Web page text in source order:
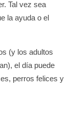
Tal vez sea
la ayuda o el
(y los adultos
el día puede
perros felices y